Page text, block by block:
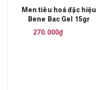
Men tiêu hoá đặc hiệu
Bene Bac Gel 15gr
270.000₫